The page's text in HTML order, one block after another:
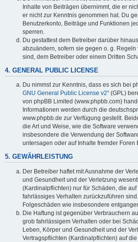
Inhalte von Beiträgen übernimmt, die er
er nicht zur Kenntnis genommen hat. Du
Benutzerkonto, Beiträge und Funktionen
sperren.
Du gestattest dem Betreiber darüber
abzuändern, sofern sie gegen o. g.
sind, dem Betreiber oder einem Dritten
4. GENERAL PUBLIC LICENSE
Du nimmst zur Kenntnis, dass es sich bei
GNU General Public License v2“ (GPL)
von phpBB Limited (www.phpbb.com)
Informationen werden durch die
www.phpbb.de zur Verfügung gestellt.
die Art und Weise, wie die Software
insbesondere die Verwendung der
untersagen oder auf Inhalte fremder Foren
5. GEWÄHRLEISTUNG
Der Betreiber haftet mit Ausnahme der
und Gesundheit und der Verletzung
(Kardinalpflichten) nur für Schäden, die
fahrlässiges Verhalten zurückzuführen
Folgeschäden wie insbesondere
Die Haftung ist gegenüber Verbrauchern
grob fahrlässigem Verhalten oder bei
Leben, Körper und Gesundheit und der
Vertragspflichten (Kardinalpflichten) auf